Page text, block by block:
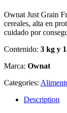
Ownat Just Grain
cereales, alta en
cuidado por
Contenido: 3 kg y
Marca: Ownat
Categories:
Description